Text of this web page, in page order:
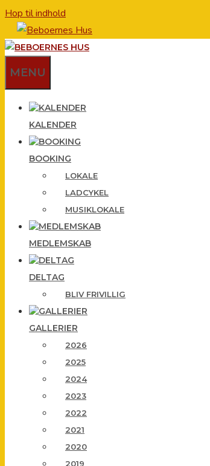
Hop til indhold
MENU
KALENDER
BOOKING
LOKALE
LADCYKEL
MUSIKLOKALE
MEDLEMSKAB
DELTAG
BLIV FRIVILLIG
GALLERIER
2026
2025
2024
2023
2022
2021
2020
2019